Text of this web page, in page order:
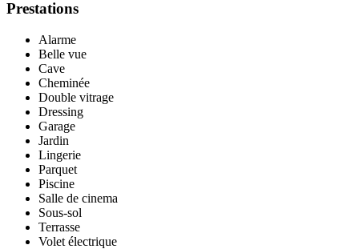
Prestations
Alarme
Belle vue
Cave
Cheminée
Double vitrage
Dressing
Garage
Jardin
Lingerie
Parquet
Piscine
Salle de cinema
Sous-sol
Terrasse
Volet électrique